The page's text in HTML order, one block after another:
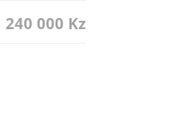
240 000 Kz